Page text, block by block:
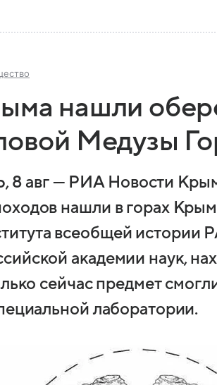
нашли
Медузы
— РИА Новости
нашли в горах
всеобщей истории
академии наук,
сейчас предмет
лаборатории.